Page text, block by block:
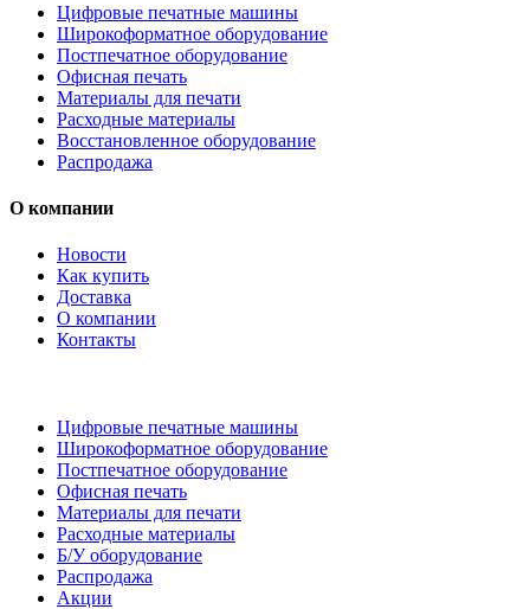
Цифровые печатные машины
Широкоформатное оборудование
Постпечатное оборудование
Офисная печать
Материалы для печати
Расходные материалы
Восстановленное оборудование
Распродажа
О компании
Новости
Как купить
Доставка
О компании
Контакты
Цифровые печатные машины
Широкоформатное оборудование
Постпечатное оборудование
Офисная печать
Материалы для печати
Расходные материалы
Б/У оборудование
Распродажа
Акции